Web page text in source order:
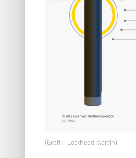
(Grafik- Lockheed Martin)